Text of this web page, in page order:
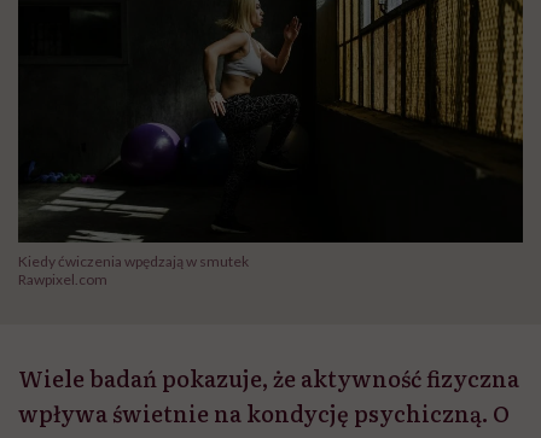
Kiedy ćwiczenia wpędzają w smutek
Rawpixel.com
Wiele badań pokazuje, że aktywność fizyczna
wpływa świetnie na kondycję psychiczną. O